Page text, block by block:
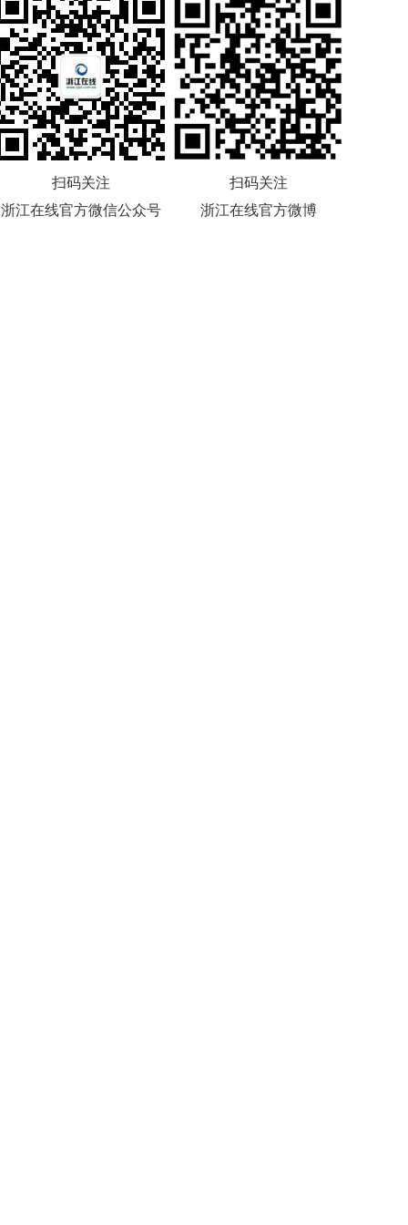
扫码关注
浙江在线官方微信公众号
扫码关注
浙江在线官方微博